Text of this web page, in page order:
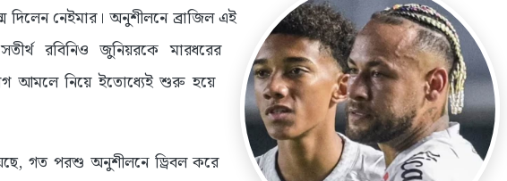
দিলেন নেইমার। অনুশীলনে ব্রাজিল এই
রবিনিও জুনিয়রকে মারধরের
আমলে নিয়ে ইতোধ্যেই শুরু হয়ে
গত পরশু অনুশীলনে ড্রিবল করে